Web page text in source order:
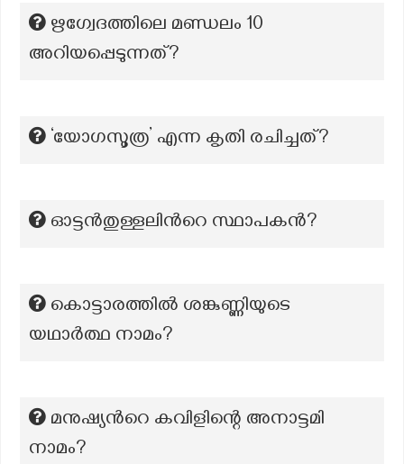
ഋഗ്വേദത്തിലെ മണ്ഡലം 10
അറിയപ്പെടുന്നത്?
‘യോഗസൂത്ര’ എന്ന കൃതി രചിച്ചത്?
ഓട്ടൻതുള്ളലിന്‍റെ സ്ഥാപകൻ?
കൊട്ടാരത്തിൽ ശങ്കുണ്ണിയുടെ
യഥാർത്ഥ നാമം?
മനുഷ്യൻറെ കവിളിന്റെ അനാട്ടമി
നാമം?